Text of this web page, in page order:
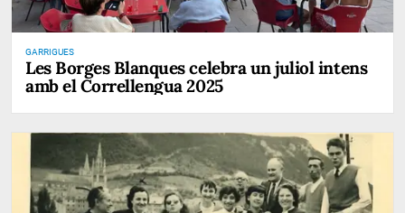
GARRIGUES
Les Borges Blanques celebra un juliol intens
amb el Correllengua 2025